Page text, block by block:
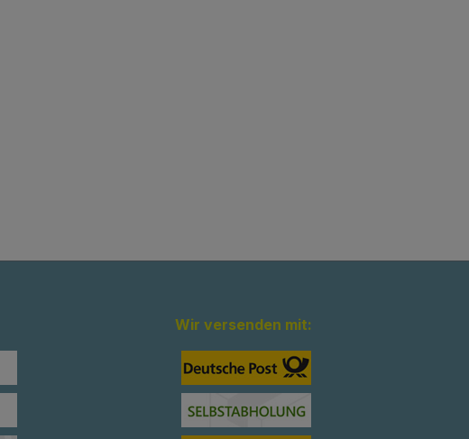
Wir versenden mit: